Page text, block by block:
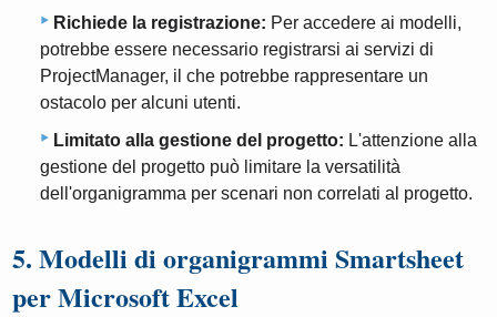
Richiede la registrazione: Per accedere ai modelli,
potrebbe essere necessario registrarsi ai servizi di
ProjectManager, il che potrebbe rappresentare un
ostacolo per alcuni utenti.
Limitato alla gestione del progetto: L'attenzione alla
gestione del progetto può limitare la versatilità
dell'organigramma per scenari non correlati al progetto.
5. Modelli di organigrammi Smartsheet
per Microsoft Excel